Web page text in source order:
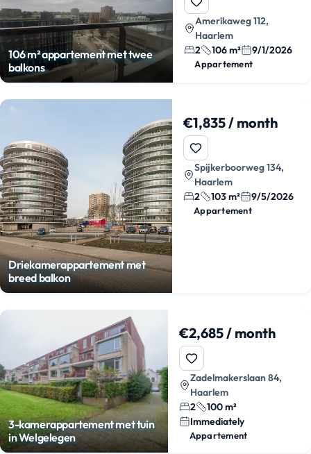
106 m² appartement met twee
balkons
Amerikaweg 112,
Haarlem
2
106 m² 9/1/2026
Appartement
Driekamerappartement met
breed balkon
€1,835 / month
Spijkerboorweg 134,
Haarlem
2
103 m² 9/5/2026
Appartement
3-kamerappartement met tuin
in Welgelegen
€2,685 / month
Zadelmakerslaan 84,
Haarlem
2
100 m²
Immediately
Appartement